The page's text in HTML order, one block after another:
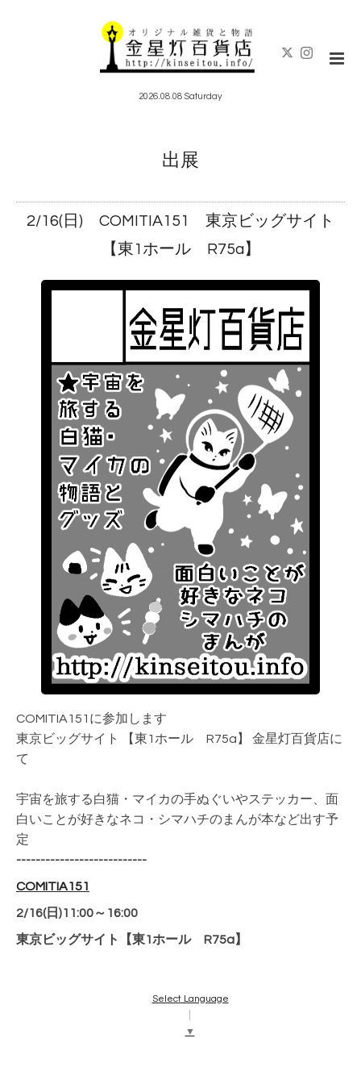
2026.08.08 Saturday
出展
2/16(日) COMITIA151 東京ビッグサイト
【東1ホール R75a】
COMITIA151に参加します
東京ビッグサイト 【東1ホール R75a】
金星灯百貨店に
て
宇宙を旅する白猫・マイカの手ぬぐいやステッカー、面
白いことが好きなネコ・シマハチのまんが本など出す予
定
---------------------------
COMITIA151
2/16(日)11:00～16:00
東京ビッグサイト 【東1ホール R75a】
Select Language
▼